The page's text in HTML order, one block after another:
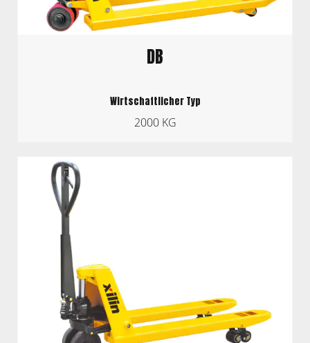
DB
Wirtschaftlicher Typ
2000 KG